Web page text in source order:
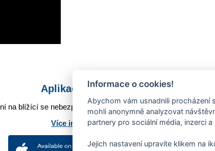
Aplikace Mobilní rozhlas
na blížící se nebezpečí, odstávky, poruchy a výpadky
Více informací o aplikaci
Informace o cookies!
Abychom vám usnadnili procházení
mohli anonymně analyzovat
partnery pro sociální média, inzerci a
Jejich nastavení upravíte klikem na